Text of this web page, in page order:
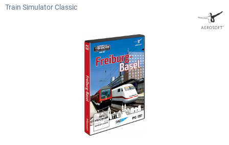
Train Simulator Classic